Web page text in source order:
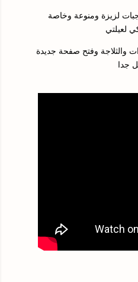
لزيزة ومنوعة وخاصة
لعيلتي
والثلاجة وفتح صفحة جديدة
جدا